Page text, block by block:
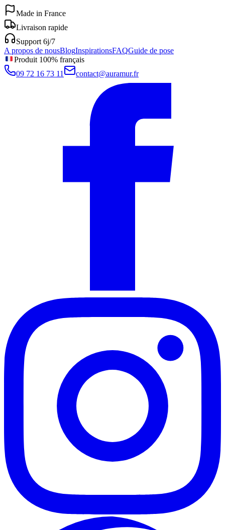
Made in France
Livraison rapide
Support 6j/7
A propos de nousBlogInspirationsFAQGuide de pose
Produit 100% français
09 72 16 73 11
contact@auramur.fr